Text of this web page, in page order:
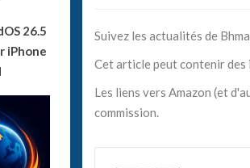
Suivez les actualités de
Cet article peut contenir des
Les liens vers Amazon (et
commission.
26.5
iPhone